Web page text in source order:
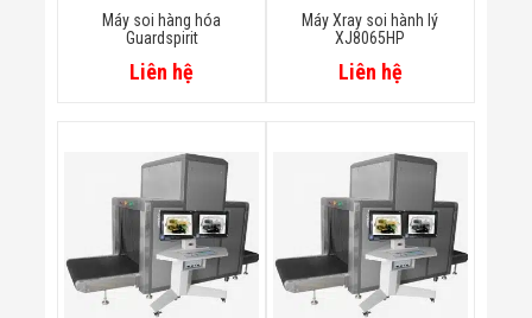
Giải Pháp Thiết
Bị Ngành Linh
Giải Pháp Thiết
Giải Pháp Thiết
Bị Ngành Bán
Lẻ - Retail
Giải Pháp
Chuyên Dụng
Ngành Công An
- Quân Đội
Giải Pháp Bãi
Máy soi hàng hóa
Guardspirit
Liên hệ
Máy Xray soi hành lý
XJ8065HP
Liên hệ